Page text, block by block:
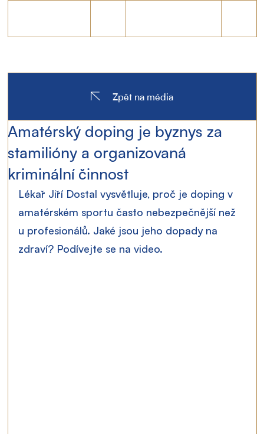
Amatérský doping je byznys za
stamilióny a organizovaná
kriminální činnost
Lékař Jiří Dostal vysvětluje, proč je doping v
amatérském sportu často nebezpečnější než
u profesionálů. Jaké jsou jeho dopady na
zdraví? Podívejte se na video.
Zpět na média